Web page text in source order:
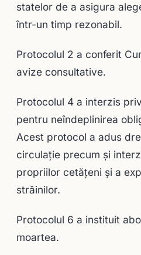
statelor de a asigura
într-un timp rezonabil.
Protocolul 2 a conferit
avize consultative.
Protocolul 4 a interzis
pentru neîndeplinirea
Acest protocol a adus
circulație precum și
propriilor cetățeni și a
străinilor.
Protocolul 6 a instituit
moartea.